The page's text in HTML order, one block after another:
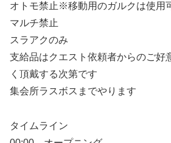
オトモ禁止※移動用のガルクは使用
マルチ禁止
スラアクのみ
支給品はクエスト依頼者からのご好
く頂戴する次第です
集会所ラスボスまでやります
タイムライン